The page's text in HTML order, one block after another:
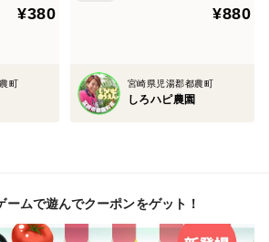
¥380
町
¥880
宮崎県児湯郡都農町
しろハピ農園
ームで遊んでクーポンをゲット！